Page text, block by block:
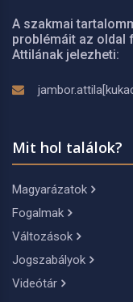
A szakmai
problémáit az oldal
Attilának jelezheti:
Mit hol találok?
Magyarázatok
Fogalmak
Változások
Jogszabályok
Videótár